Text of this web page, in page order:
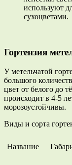
используют
сухоцветами.
Гортензия
У метельчатой
большого
цвет от белого до
происходит в 4-5
морозоустойчивы.
Виды и сорта
Название